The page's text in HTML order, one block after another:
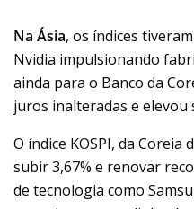
Na Ásia, os índices
Nvidia impulsionando
ainda para o Banco da
juros inalteradas e elevou
O índice KOSPI, da
subir 3,67% e renovar
de tecnologia como